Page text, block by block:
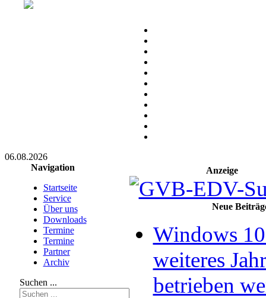
06.08.2026
Navigation
Startseite
Service
Über uns
Downloads
Termine
Termine
Partner
Archiv
Suchen ...
Anzeige
Neue
Windows
weiteres
betrieben